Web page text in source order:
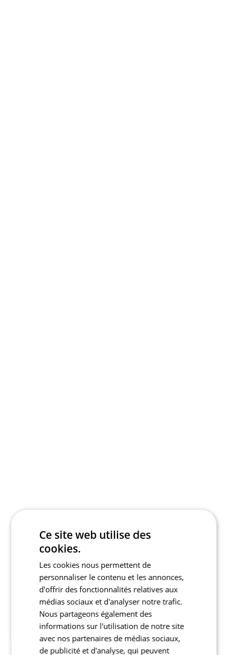
Ce site web utilise des
cookies.
Les cookies nous permettent de
personnaliser le contenu et les annonces,
d'offrir des fonctionnalités relatives aux
médias sociaux et d'analyser notre trafic.
Nous partageons également des
informations sur l'utilisation de notre site
avec nos partenaires de médias sociaux,
de publicité et d'analyse, qui peuvent